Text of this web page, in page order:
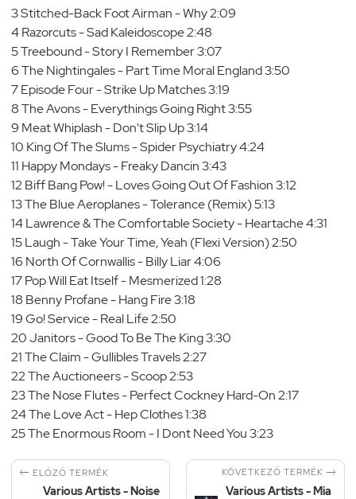
3 Stitched-Back Foot Airman - Why 2:09
4 Razorcuts - Sad Kaleidoscope 2:48
5 Treebound - Story I Remember 3:07
6 The Nightingales - Part Time Moral England 3:50
7 Episode Four - Strike Up Matches 3:19
8 The Avons - Everythings Going Right 3:55
9 Meat Whiplash - Don't Slip Up 3:14
10 King Of The Slums - Spider Psychiatry 4:24
11 Happy Mondays - Freaky Dancin 3:43
12 Biff Bang Pow! - Loves Going Out Of Fashion 3:12
13 The Blue Aeroplanes - Tolerance (Remix) 5:13
14 Lawrence & The Comfortable Society - Heartache 4:31
15 Laugh - Take Your Time, Yeah (Flexi Version) 2:50
16 North Of Cornwallis - Billy Liar 4:06
17 Pop Will Eat Itself - Mesmerized 1:28
18 Benny Profane - Hang Fire 3:18
19 Go! Service - Real Life 2:50
20 Janitors - Good To Be The King 3:30
21 The Claim - Gullibles Travels 2:27
22 The Auctioneers - Scoop 2:53
23 The Nose Flutes - Perfect Cockney Hard-On 2:17
24 The Love Act - Hep Clothes 1:38
25 The Enormous Room - I Dont Need You 3:23
 ELŐZŐ TERMÉK
Various Artists - Noise
KÖVETKEZŐ TERMÉK 
Various Artists - Mia